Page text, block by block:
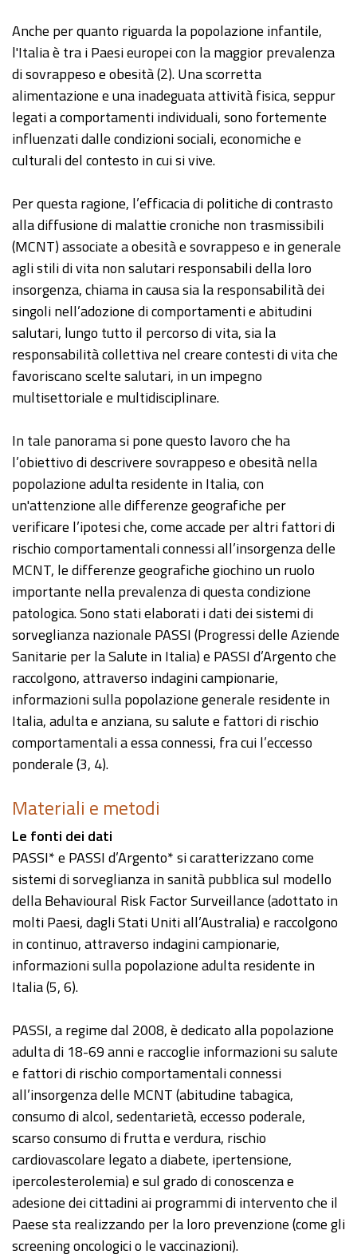
Anche per quanto riguarda la popolazione infantile,
l'Italia è tra i Paesi europei con la maggior prevalenza
di sovrappeso e obesità (2). Una scorretta
alimentazione e una inadeguata attività fisica, seppur
legati a comportamenti individuali, sono fortemente
influenzati dalle condizioni sociali, economiche e
culturali del contesto in cui si vive.
Per questa ragione, l’efficacia di politiche di contrasto
alla diffusione di malattie croniche non trasmissibili
(MCNT) associate a obesità e sovrappeso e in generale
agli stili di vita non salutari responsabili della loro
insorgenza, chiama in causa sia la responsabilità dei
singoli nell’adozione di comportamenti e abitudini
salutari, lungo tutto il percorso di vita, sia la
responsabilità collettiva nel creare contesti di vita che
favoriscano scelte salutari, in un impegno
multisettoriale e multidisciplinare.
In tale panorama si pone questo lavoro che ha
l’obiettivo di descrivere sovrappeso e obesità nella
popolazione adulta residente in Italia, con
un'attenzione alle differenze geografiche per
verificare l’ipotesi che, come accade per altri fattori di
rischio comportamentali connessi all’insorgenza delle
MCNT, le differenze geografiche giochino un ruolo
importante nella prevalenza di questa condizione
patologica. Sono stati elaborati i dati dei sistemi di
sorveglianza nazionale PASSI (Progressi delle Aziende
Sanitarie per la Salute in Italia) e PASSI d’Argento che
raccolgono, attraverso indagini campionarie,
informazioni sulla popolazione generale residente in
Italia, adulta e anziana, su salute e fattori di rischio
comportamentali a essa connessi, fra cui l’eccesso
ponderale (3, 4).
Materiali e metodi
Le fonti dei dati
PASSI* e PASSI d’Argento* si caratterizzano come
sistemi di sorveglianza in sanità pubblica sul modello
della Behavioural Risk Factor Surveillance (adottato in
molti Paesi, dagli Stati Uniti all’Australia) e raccolgono
in continuo, attraverso indagini campionarie,
informazioni sulla popolazione adulta residente in
Italia (5, 6).
PASSI, a regime dal 2008, è dedicato alla popolazione
adulta di 18-69 anni e raccoglie informazioni su salute
e fattori di rischio comportamentali connessi
all’insorgenza delle MCNT (abitudine tabagica,
consumo di alcol, sedentarietà, eccesso poderale,
scarso consumo di frutta e verdura, rischio
cardiovascolare legato a diabete, ipertensione,
ipercolesterolemia) e sul grado di conoscenza e
adesione dei cittadini ai programmi di intervento che il
Paese sta realizzando per la loro prevenzione (come gli
screening oncologici o le vaccinazioni).